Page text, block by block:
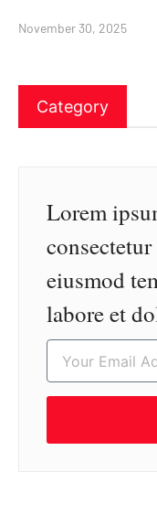
November 30, 2025
Category
Lorem
eiusmod
labore et